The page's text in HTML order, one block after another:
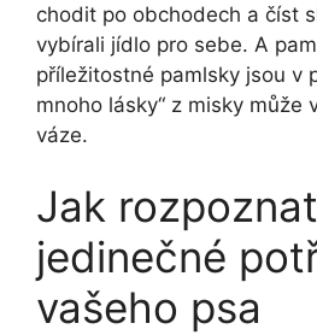
chodit po obchodech a číst
vybírali jídlo pro sebe. A
příležitostné pamlsky jsou v
mnoho lásky“ z misky může
váze.
Jak rozpoznat
jedinečné
vašeho psa